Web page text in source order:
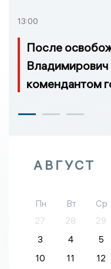
13:00
После
Владимирович
комендантом
АВГУСТ
Пн Вт Ср
27
28 29
3
4 5
10
11 12